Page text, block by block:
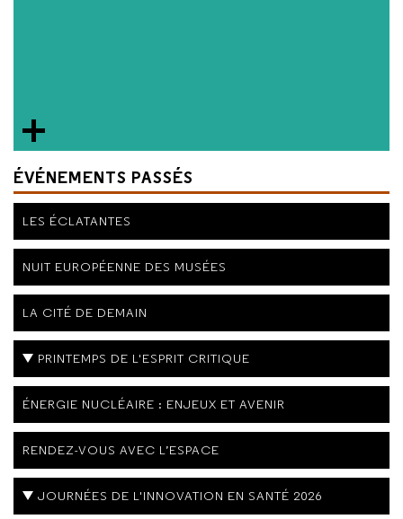
ÉVÉNEMENTS PASSÉS
LES ÉCLATANTES
NUIT EUROPÉENNE DES MUSÉES
LA CITÉ DE DEMAIN
PRINTEMPS DE L'ESPRIT CRITIQUE
ÉNERGIE NUCLÉAIRE : ENJEUX ET AVENIR
RENDEZ-VOUS AVEC L’ESPACE
JOURNÉES DE L'INNOVATION EN SANTÉ 2026